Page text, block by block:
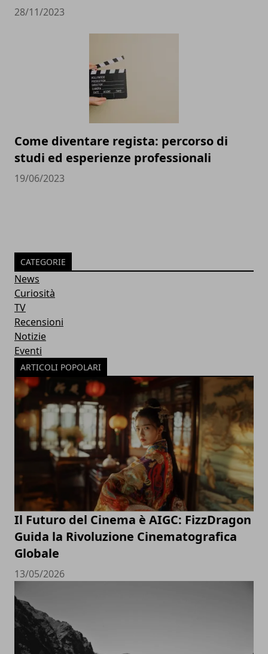
28/11/2023
Come diventare regista: percorso di
studi ed esperienze professionali
19/06/2023
CATEGORIE
News
Curiosità
TV
Recensioni
Notizie
Eventi
ARTICOLI POPOLARI
Il Futuro del Cinema è AIGC: FizzDragon
Guida la Rivoluzione Cinematografica
Globale
13/05/2026